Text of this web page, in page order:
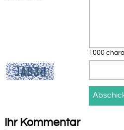
1000
Ihr Kommentar